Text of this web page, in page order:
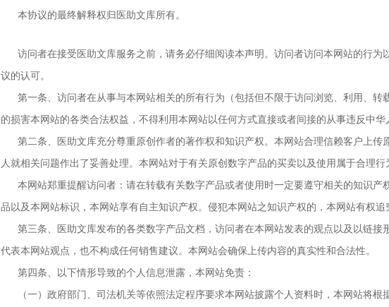
本协议的最终解释权归医助文库所有。
访问者在接受医助文库服务之前，请务必仔细阅读本声明。访问者访问本网站的行
议的认可。
第一条、访问者在从事与本网站相关的所有行为（包括但不限于访问浏览、利用、
的损害本网站的各类合法权益，不得利用本网站以任何方式直接或者间接的从事违反中
第二条、医助文库充分尊重原创作者的著作权和知识产权。本网站合理信赖客户上
人就相关问题作出了妥善处理。本网站对于有关原创数字产品的买卖以及使用属于合理
本网站郑重提醒访问者：请在转载有关数字产品或者使用时一定要遵守相关的知识
品以及本网站标识，本网站享有自主知识产权。侵犯本网站之知识产权的，本网站有权追
第三条、医助文库发布的各类数字产品文档，访问者在本网站发表的观点以及以链
代表本网站观点，也不构成任何销售建议。本网站会确保上传内容的真实性和合法性。
第四条、以下情形导致的个人信息泄露，本网站免责：
（一）政府部门、司法机关等依照法定程序要求本网站披露个人资料时，本网站将